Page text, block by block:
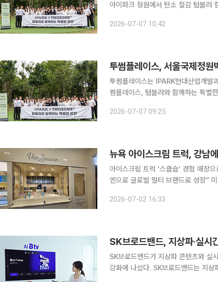
아이파크 정원에서 탄소 절감 텀블러
다. 행사에는 IPARK현대산업개발
2026-07-07 10:42
투썸플레이스, 서울국제정
투썸플레이스는 IPARK현대산업개발
썸플레이스, 텀블러와 함께하는 특별한 한 잔'
마련됐다. IPARK현대산업개발은 협
2026-07-07 09:25
아이스크림 트럭 ‘스쿱숍’ 경험 매장
엔으로 글로벌 멀티 브랜드로 성장” 미국 뉴욕 브루클린에서 아이스크림 트럭 한 대로 출발한 프리
첫 해외 시장이다. 2일 간담회가 열린
2026-07-02 16:33
SK브로드밴드, 지상파·실
SK브로드밴드가 지상파 콘텐츠와 실
강화에 나섰다. SK브로드밴드는 지상파 3사 콘텐츠와 실시간 채널을 결합한 올인원 구독상품 'B